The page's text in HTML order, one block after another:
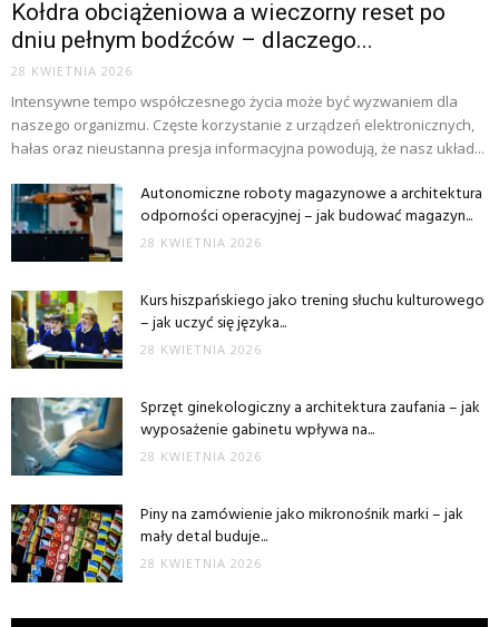
Kołdra obciążeniowa a wieczorny reset po
dniu pełnym bodźców – dlaczego...
28 KWIETNIA 2026
Intensywne tempo współczesnego życia może być wyzwaniem dla
naszego organizmu. Częste korzystanie z urządzeń elektronicznych,
hałas oraz nieustanna presja informacyjna powodują, że nasz układ...
Autonomiczne roboty magazynowe a architektura
odporności operacyjnej – jak budować magazyn...
28 KWIETNIA 2026
Kurs hiszpańskiego jako trening słuchu kulturowego
– jak uczyć się języka...
28 KWIETNIA 2026
Sprzęt ginekologiczny a architektura zaufania – jak
wyposażenie gabinetu wpływa na...
28 KWIETNIA 2026
Piny na zamówienie jako mikronośnik marki – jak
mały detal buduje...
28 KWIETNIA 2026